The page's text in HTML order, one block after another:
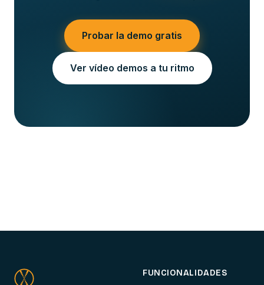
Probar la demo gratis
Ver vídeo demos a tu ritmo
FUNCIONALIDADES